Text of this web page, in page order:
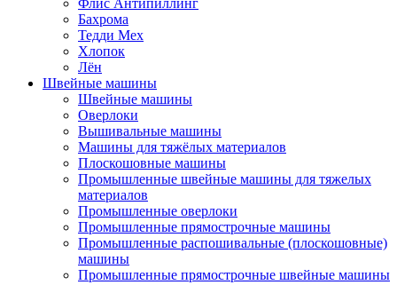
Флис Антипиллинг
Бахрома
Тедди Мех
Хлопок
Лён
Швейные машины
Швейные машины
Оверлоки
Вышивальные машины
Машины для тяжёлых материалов
Плоскошовные машины
Промышленные швейные машины для тяжелых
материалов
Промышленные оверлоки
Промышленные прямострочные машины
Промышленные распошивальные (плоскошовные)
машины
Промышленные прямострочные швейные машины